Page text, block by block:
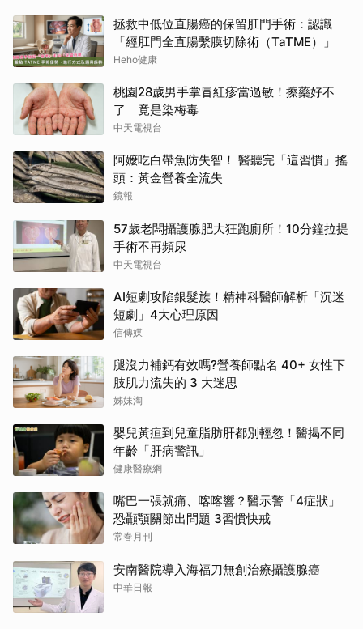
拯救中低位直腸癌的保留肛門手術：認識
「經肛門全直腸繫膜切除術（TaTME）」
Heho健康
桃園28歲男手掌冒紅疹當過敏！擦藥好不
了 竟是染梅毒
中天電視台
阿嬤吃白帶魚防失智！ 醫聽完「這習慣」搖
頭：黃金營養全流失
鏡報
57歲老闆攝護腺肥大狂跑廁所！10分鐘拉提
手術不再頻尿
中天電視台
AI短劇攻陷銀髮族！精神科醫師解析「沉迷
短劇」4大心理原因
信傳媒
腿沒力補鈣有效嗎?營養師點名 40+ 女性下
肢肌力流失的 3 大迷思
姊妹淘
嬰兒黃疸到兒童脂肪肝都別輕忽！醫揭不同
年齡「肝病警訊」
健康醫療網
嘴巴一張就痛、喀喀響？醫示警「4症狀」
恐顳顎關節出問題 3習慣快戒
常春月刊
安南醫院導入海福刀無創治療攝護腺癌
中華日報